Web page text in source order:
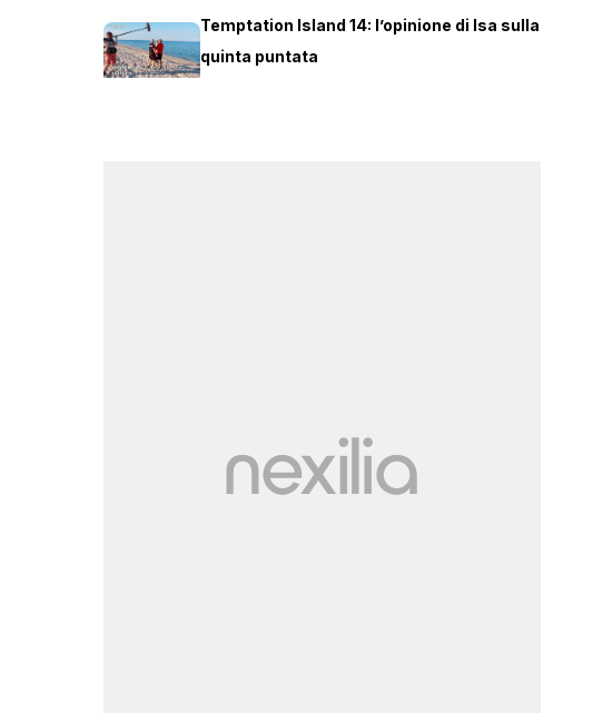
Temptation Island 14: l’opinione di Isa sulla
quinta puntata